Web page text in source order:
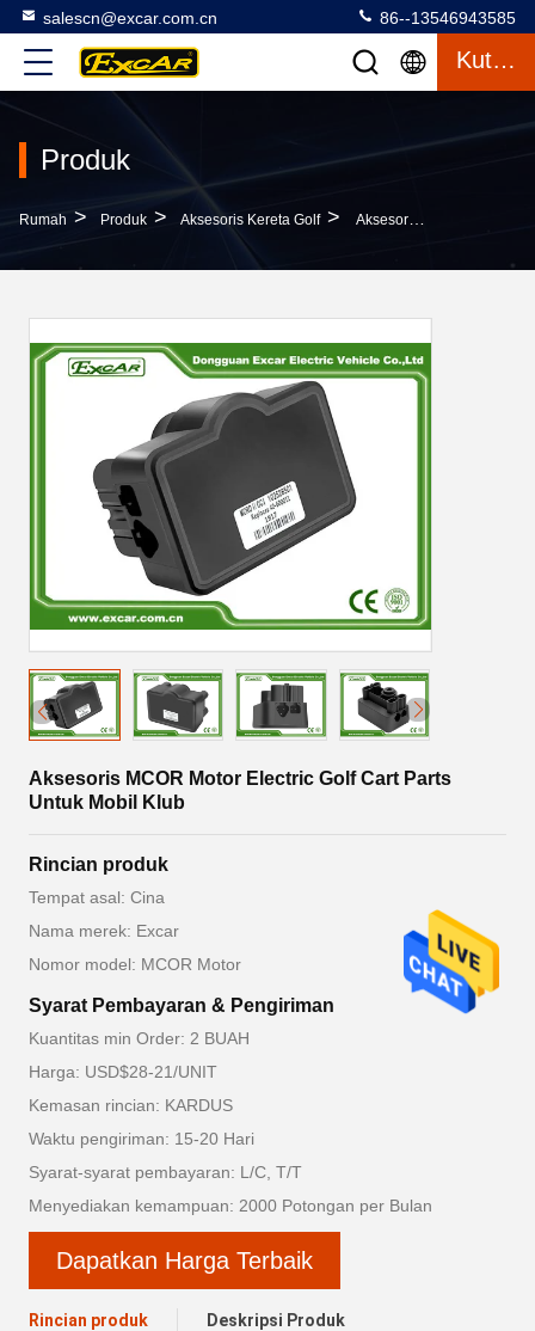
salescn@excar.com.cn 86--13546943585
Kutipan
Produk
Rumah > Produk > Aksesoris Kereta Golf > Aksesoris MCOR Motor Electric Golf Cart Parts Untuk Mobil Klub
Aksesoris MCOR Motor Electric Golf Cart Parts
Untuk Mobil Klub
Rincian produk
Tempat asal: Cina
Nama merek: Excar
Nomor model: MCOR Motor
Syarat Pembayaran & Pengiriman
Kuantitas min Order: 2 BUAH
Harga: USD$28-21/UNIT
Kemasan rincian: KARDUS
Waktu pengiriman: 15-20 Hari
Syarat-syarat pembayaran: L/C, T/T
Menyediakan kemampuan: 2000 Potongan per Bulan
Dapatkan Harga Terbaik
Rincian produk Deskripsi Produk